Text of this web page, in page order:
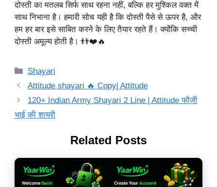
दोस्ती का मतलब सिर्फ साथ रहना नहीं, बल्कि हर मुश्किल वक्त में
साथ निभाना है। हमारी सोच यही है कि दोस्ती पैसे से ऊपर है, और
हम हर बार इसे साबित करने के लिए तैयार रहते हैं। क्योंकि सच्ची
दोस्ती अमूल्य होती है। 👬❤️🔥
Categories
Shayari
Attitude shayari 🔥 Copy| Attitude
120+ Indian Army Shayari 2 Line | Attitude फौजी
भाई की शायरी
Related Posts